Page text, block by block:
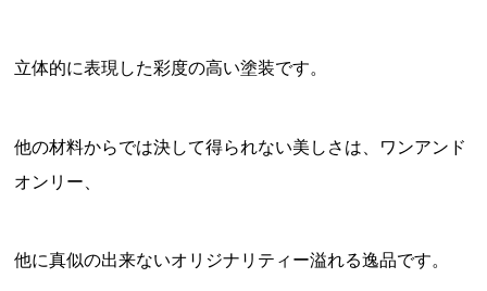
立体的に表現した彩度の高い塗装です。
他の材料からでは決して得られない美しさは、ワンアンド
オンリー、
他に真似の出来ないオリジナリティー溢れる逸品です。